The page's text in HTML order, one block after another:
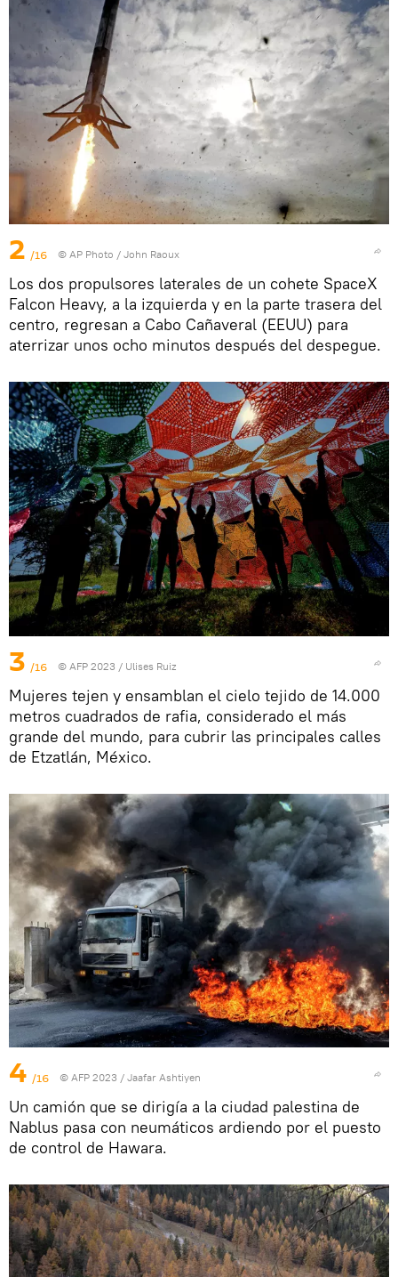
2 /16 © AP Photo / John Raoux
Los dos propulsores laterales de un cohete SpaceX
Falcon Heavy, a la izquierda y en la parte trasera del
centro, regresan a Cabo Cañaveral (EEUU) para
aterrizar unos ocho minutos después del despegue.
3 /16 © AFP 2023 / Ulises Ruiz
Mujeres tejen y ensamblan el cielo tejido de 14.000
metros cuadrados de rafia, considerado el más
grande del mundo, para cubrir las principales calles
de Etzatlán, México.
4 /16 © AFP 2023 / Jaafar Ashtiyen
Un camión que se dirigía a la ciudad palestina de
Nablus pasa con neumáticos ardiendo por el puesto
de control de Hawara.